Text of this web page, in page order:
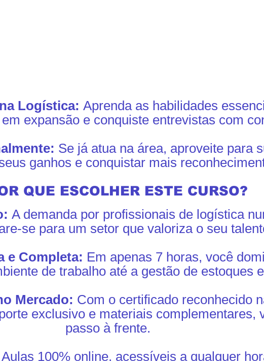
Logística: Aprenda as habilidades
expansão e conquiste entrevistas com
Se já atua na área, aproveite para
ganhos e conquistar mais
QUE ESCOLHER ESTE CURSO?
A demanda por profissionais de logística
se para um setor que valoriza o seu
e Completa: Em apenas 7 horas, você
de trabalho até a gestão de estoques
Mercado: Com o certificado reconhecido
exclusivo e materiais complementares,
passo à frente.
Aulas 100% online, acessíveis a qualquer